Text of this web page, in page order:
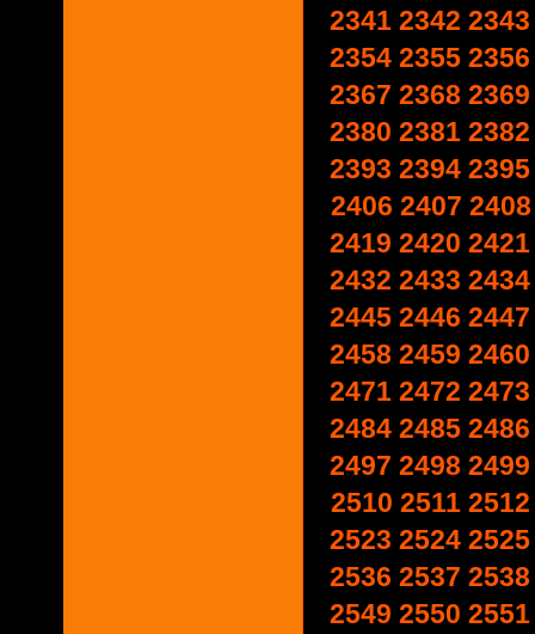
2341 2342 2343
2354 2355 2356
2367 2368 2369
2380 2381 2382
2393 2394 2395
2406 2407 2408
2419 2420 2421
2432 2433 2434
2445 2446 2447
2458 2459 2460
2471 2472 2473
2484 2485 2486
2497 2498 2499
2510 2511 2512
2523 2524 2525
2536 2537 2538
2549 2550 2551